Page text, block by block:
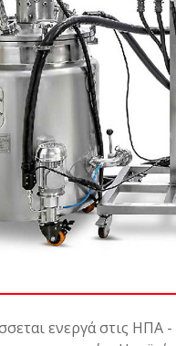
ενεργά στις ΗΠΑ -